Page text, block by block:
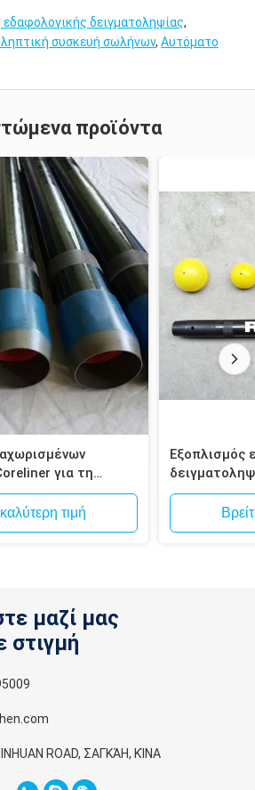
εδαφολογικής δειγματοληψίας,
συσκευή σωλήνων, Αυτόματο
προϊόντα
για τη
τιμή
Εξοπλισμός
συσκευή
μαζί μας
στιγμή
ROAD, ΣΑΓΚΆΗ, ΚΊΝΑ